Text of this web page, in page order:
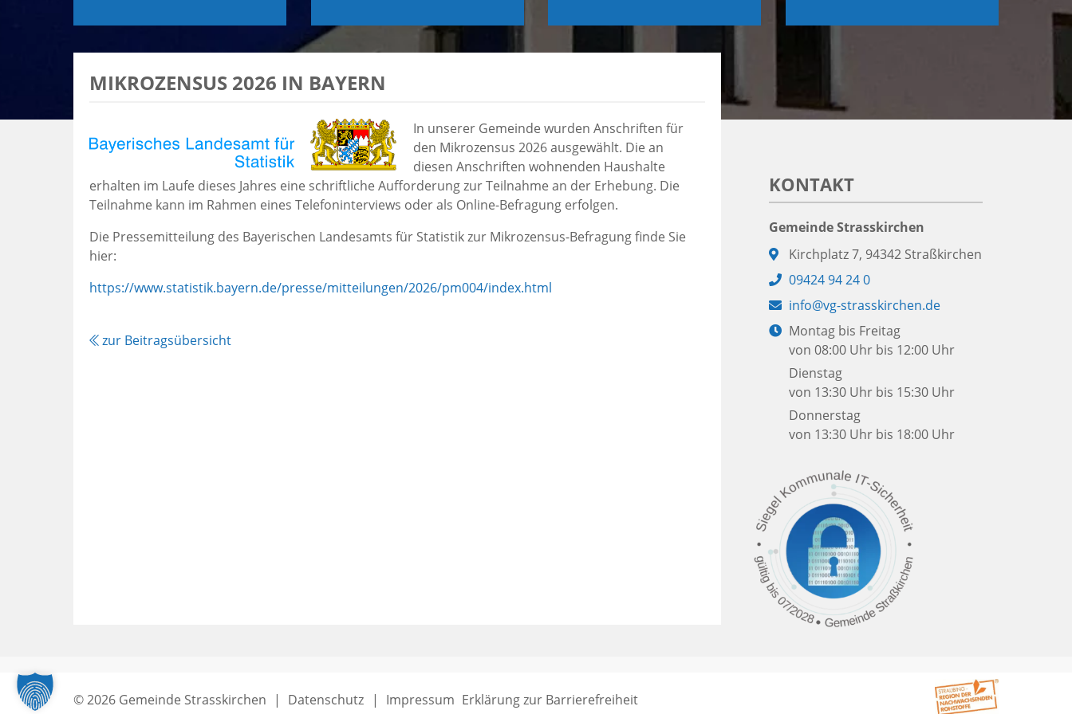
MIKROZENSUS 2026 IN BAYERN
In unserer Gemeinde wurden Anschriften für
den Mikrozensus 2026 ausgewählt. Die an
diesen Anschriften wohnenden Haushalte
erhalten im Laufe dieses Jahres eine schriftliche Aufforderung zur Teilnahme an der Erhebung. Die
Teilnahme kann im Rahmen eines Telefoninterviews oder als Online-Befragung erfolgen.
Die Pressemitteilung des Bayerischen Landesamts für Statistik zur Mikrozensus-Befragung finde Sie
hier:
https://www.statistik.bayern.de/presse/mitteilungen/2026/pm004/index.html
zur Beitragsübersicht
KONTAKT
Gemeinde Strasskirchen
Adresse:
Kirchplatz 7, 94342 Straßkirchen
Telefon:
09424 94 24 0
E-
Mail:
info@vg-strasskirchen.de
Öffnungszeiten:
Montag bis Freitag
von 08:00 Uhr bis 12:00 Uhr
Dienstag
von 13:30 Uhr bis 15:30 Uhr
Donnerstag
von 13:30 Uhr bis 18:00 Uhr
© 2026 Gemeinde Strasskirchen | Datenschutz Impressum Erklärung zur Barrierefreiheit